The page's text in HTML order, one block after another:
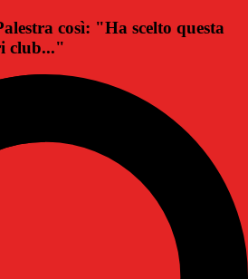
così: "Ha scelto questa
club..."